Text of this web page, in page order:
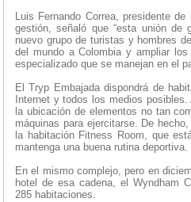
Luis Fernando Correa, presidente
gestión, señaló que “esta unión de
nuevo grupo de turistas y hombres
del mundo a Colombia y ampliar
especializado que se manejan en el
El Tryp Embajada dispondrá de
Internet y todos los medios
la ubicación de elementos no tan
máquinas para ejercitarse. De
la habitación Fitness Room, que
mantenga una buena rutina deportiva.
En el mismo complejo, pero en
hotel de esa cadena, el Wyndham
285 habitaciones.